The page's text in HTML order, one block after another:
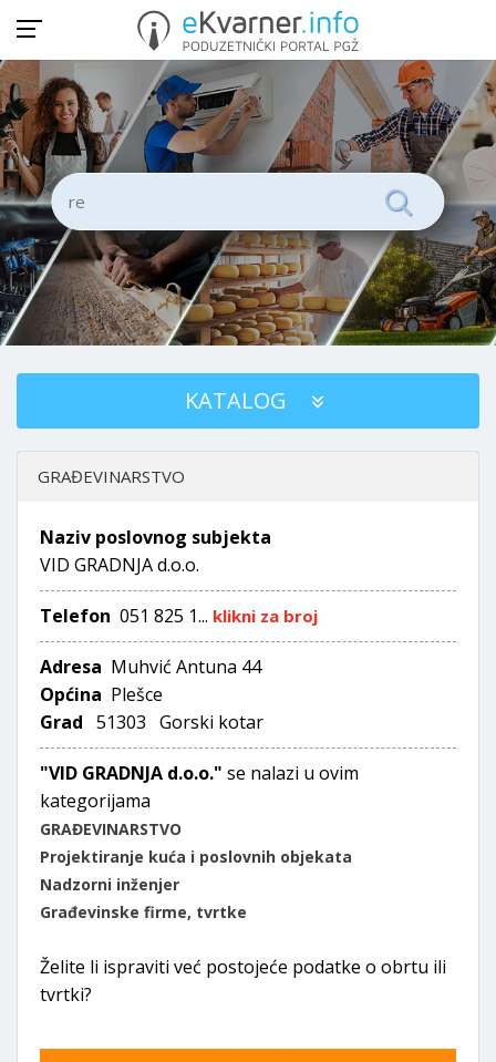
KATALOG
GRAĐEVINARSTVO
Naziv poslovnog subjekta
VID GRADNJA d.o.o.
Telefon 051 825 1... klikni za broj
Adresa Muhvić Antuna 44
Općina Plešce
Grad 51303 Gorski kotar
"VID GRADNJA d.o.o." se nalazi u ovim
kategorijama
GRAĐEVINARSTVO
Projektiranje kuća i poslovnih objekata
Nadzorni inženjer
Građevinske firme, tvrtke
Želite li ispraviti već postojeće podatke o obrtu ili
tvrtki?